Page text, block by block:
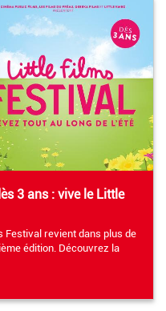
3 ans : vive le Little
Festival revient dans plus de
édition. Découvrez la